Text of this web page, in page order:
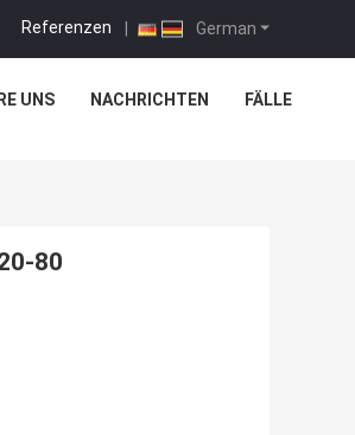
German
Referenzen |
UNS NACHRICHTEN FÄLLE
80